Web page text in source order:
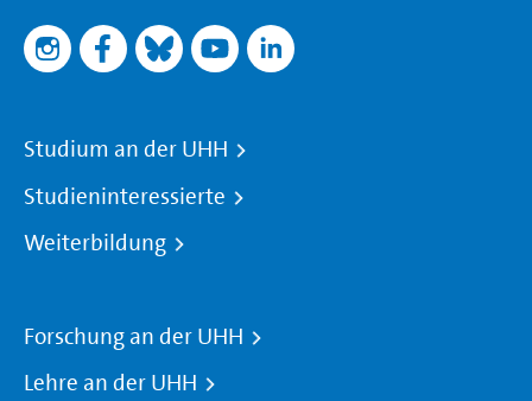
Studium an der UHH
Studieninteressierte
Weiterbildung
Forschung an der UHH
Lehre an der UHH